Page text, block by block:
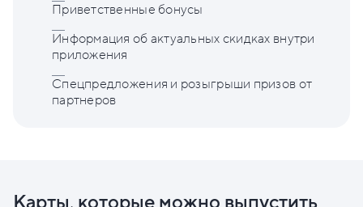
Приветственные бонусы
Информация об актуальных скидках внутри
приложения
Спецпредложения и розыгрыши призов от
партнеров